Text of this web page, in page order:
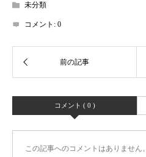
未分類
コメント: 0
コメント ( 0 )
この記事へのコメントはありません。